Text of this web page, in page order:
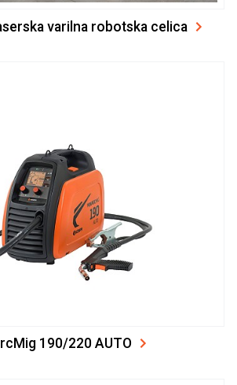
varilna robotska celica
190/220 AUTO